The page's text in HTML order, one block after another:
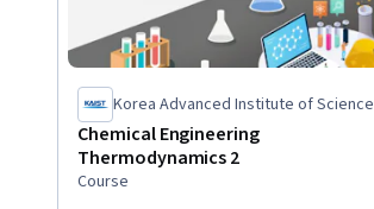
Korea Advanced Institute of Science
and Technology(KAIST)
Chemical Engineering
Thermodynamics 2
Course